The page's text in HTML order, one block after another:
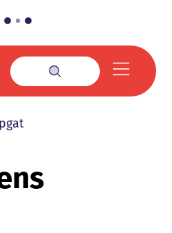
Zoek tonen /Menu
items